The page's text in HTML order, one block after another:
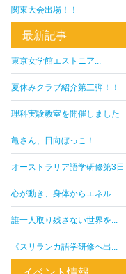
関東大会出場！！
最新記事
東京女学館エストニア...
夏休みクラブ紹介第三弾！！
理科実験教室を開催しました
亀さん、日向ぼっこ！
オーストラリア語学研修第3日
心が動き、身体からエネル...
誰一人取り残さない世界を...
《スリランカ語学研修へ出...